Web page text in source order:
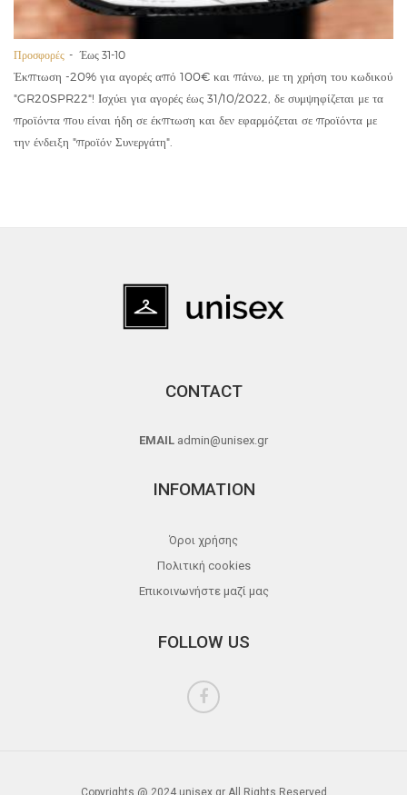
Προσφορές Έως 31-10
Έκπτωση -20% για αγορές από 100€ και πάνω, με τη χρήση του κωδικού
"GR20SPR22"! Ισχύει για αγορές έως 31/10/2022, δε συμψηφίζεται με τα
προϊόντα που είναι ήδη σε έκπτωση και δεν εφαρμόζεται σε προϊόντα με
την ένδειξη "προϊόν Συνεργάτη".
CONTACT
EMAIL admin@unisex.gr
INFOMATION
Όροι χρήσης
Πολιτική cookies
Επικοινωνήστε μαζί μας
FOLLOW US
Copyrights @ 2024 unisex.gr All Rights Reserved